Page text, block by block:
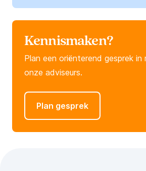
Kennismaken?
Plan een oriënterend gesprek in
onze adviseurs.
Plan gesprek